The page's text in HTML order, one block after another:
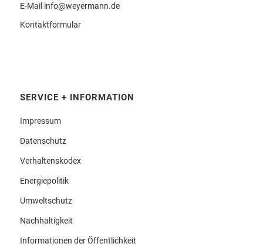
E-Mail info@weyermann.de
Kontaktformular
SERVICE + INFORMATION
Impressum
Datenschutz
Verhaltenskodex
Energiepolitik
Umweltschutz
Nachhaltigkeit
Informationen der Öffentlichkeit